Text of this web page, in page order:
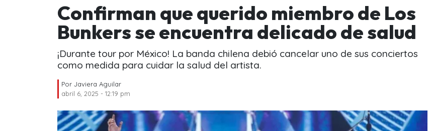
Confirman que querido miembro de Los
Bunkers se encuentra delicado de salud
¡Durante tour por México! La banda chilena debió cancelar uno de sus conciertos
como medida para cuidar la salud del artista.
Por Javiera Aguilar
abril 6, 2025 - 12:19 pm